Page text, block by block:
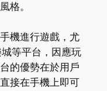
格。
機進行遊戲，尤
等平台，因應玩
的優勢在於用戶
接在手機上即可